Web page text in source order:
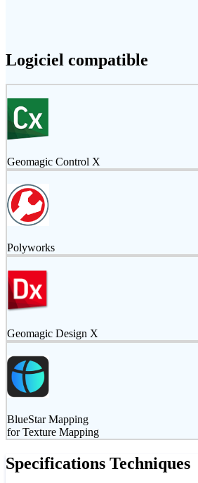
Logiciel compatible
Geomagic Control X
Polyworks
Geomagic Design X
BlueStar Mapping
for Texture Mapping
Specifications Techniques